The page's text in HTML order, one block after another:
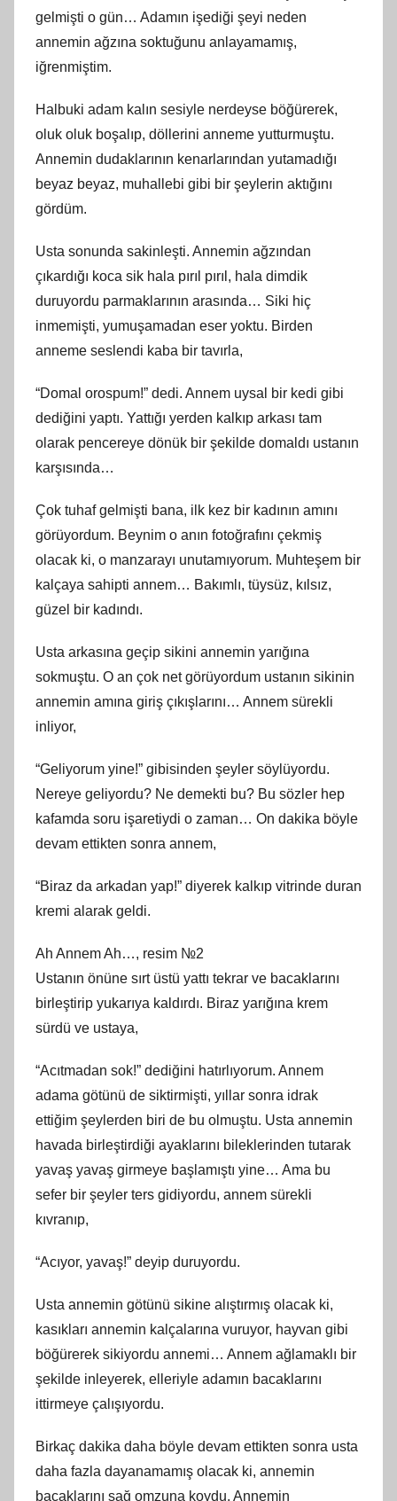
gelmişti o gün… Adamın işediği şeyi neden
annemin ağzına soktuğunu anlayamamış,
iğrenmiştim.
Halbuki adam kalın sesiyle nerdeyse böğürerek,
oluk oluk boşalıp, döllerini anneme yutturmuştu.
Annemin dudaklarının kenarlarından yutamadığı
beyaz beyaz, muhallebi gibi bir şeylerin aktığını
gördüm.
Usta sonunda sakinleşti. Annemin ağzından
çıkardığı koca sik hala pırıl pırıl, hala dimdik
duruyordu parmaklarının arasında… Siki hiç
inmemişti, yumuşamadan eser yoktu. Birden
anneme seslendi kaba bir tavırla,
“Domal orospum!” dedi. Annem uysal bir kedi gibi
dediğini yaptı. Yattığı yerden kalkıp arkası tam
olarak pencereye dönük bir şekilde domaldı ustanın
karşısında…
Çok tuhaf gelmişti bana, ilk kez bir kadının amını
görüyordum. Beynim o anın fotoğrafını çekmiş
olacak ki, o manzarayı unutamıyorum. Muhteşem bir
kalçaya sahipti annem… Bakımlı, tüysüz, kılsız,
güzel bir kadındı.
Usta arkasına geçip sikini annemin yarığına
sokmuştu. O an çok net görüyordum ustanın sikinin
annemin amına giriş çıkışlarını… Annem sürekli
inliyor,
“Geliyorum yine!” gibisinden şeyler söylüyordu.
Nereye geliyordu? Ne demekti bu? Bu sözler hep
kafamda soru işaretiydi o zaman… On dakika böyle
devam ettikten sonra annem,
“Biraz da arkadan yap!” diyerek kalkıp vitrinde duran
kremi alarak geldi.
Ah Annem Ah…, resim №2
Ustanın önüne sırt üstü yattı tekrar ve bacaklarını
birleştirip yukarıya kaldırdı. Biraz yarığına krem
sürdü ve ustaya,
“Acıtmadan sok!” dediğini hatırlıyorum. Annem
adama götünü de siktirmişti, yıllar sonra idrak
ettiğim şeylerden biri de bu olmuştu. Usta annemin
havada birleştirdiği ayaklarını bileklerinden tutarak
yavaş yavaş girmeye başlamıştı yine… Ama bu
sefer bir şeyler ters gidiyordu, annem sürekli
kıvranıp,
“Acıyor, yavaş!” deyip duruyordu.
Usta annemin götünü sikine alıştırmış olacak ki,
kasıkları annemin kalçalarına vuruyor, hayvan gibi
böğürerek sikiyordu annemi… Annem ağlamaklı bir
şekilde inleyerek, elleriyle adamın bacaklarını
ittirmeye çalışıyordu.
Birkaç dakika daha böyle devam ettikten sonra usta
daha fazla dayanamamış olacak ki, annemin
bacaklarını sağ omzuna koydu. Annemin